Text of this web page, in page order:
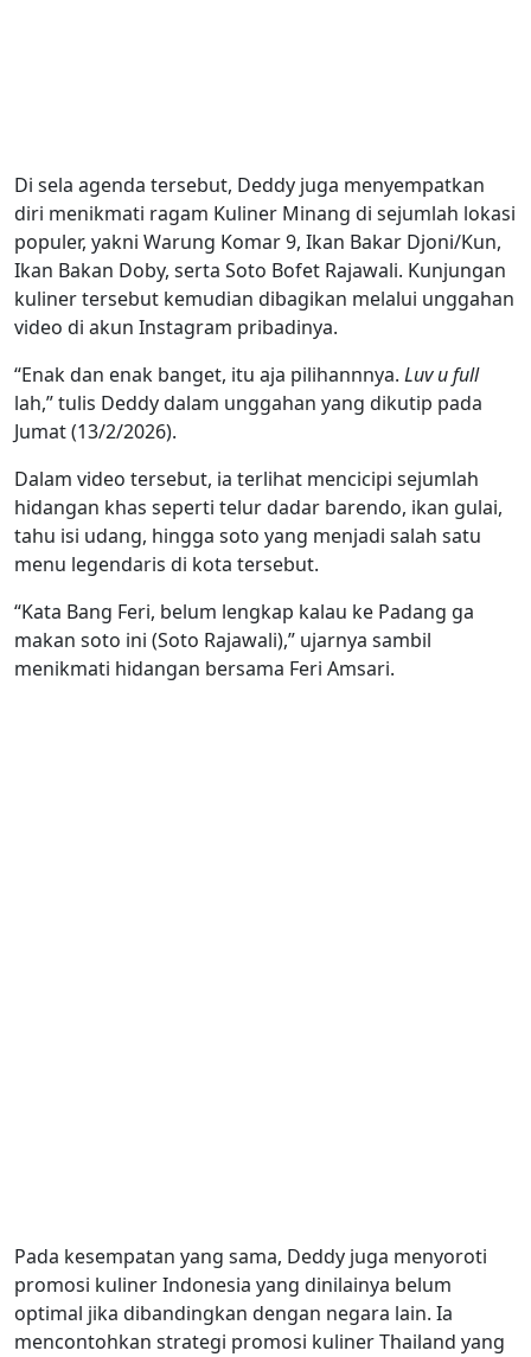
Di sela agenda tersebut, Deddy juga menyempatkan
diri menikmati ragam Kuliner Minang di sejumlah lokasi
populer, yakni Warung Komar 9, Ikan Bakar Djoni/Kun,
Ikan Bakan Doby, serta Soto Bofet Rajawali. Kunjungan
kuliner tersebut kemudian dibagikan melalui unggahan
video di akun Instagram pribadinya.
“Enak dan enak banget, itu aja pilihannnya. Luv u full
lah,” tulis Deddy dalam unggahan yang dikutip pada
Jumat (13/2/2026).
Dalam video tersebut, ia terlihat mencicipi sejumlah
hidangan khas seperti telur dadar barendo, ikan gulai,
tahu isi udang, hingga soto yang menjadi salah satu
menu legendaris di kota tersebut.
“Kata Bang Feri, belum lengkap kalau ke Padang ga
makan soto ini (Soto Rajawali),” ujarnya sambil
menikmati hidangan bersama Feri Amsari.
Pada kesempatan yang sama, Deddy juga menyoroti
promosi kuliner Indonesia yang dinilainya belum
optimal jika dibandingkan dengan negara lain. Ia
mencontohkan strategi promosi kuliner Thailand yang